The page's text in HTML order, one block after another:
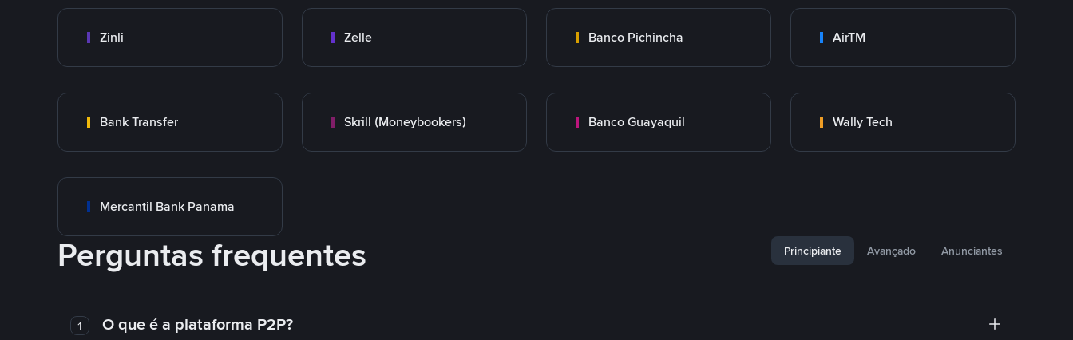
Zinli Zelle Banco Pichincha AirTM
Bank Transfer Skrill (Moneybookers) Banco Guayaquil Wally Tech
Mercantil Bank Panama
Perguntas frequentes Principiante Avançado Anunciantes
1 O que é a plataforma P2P?